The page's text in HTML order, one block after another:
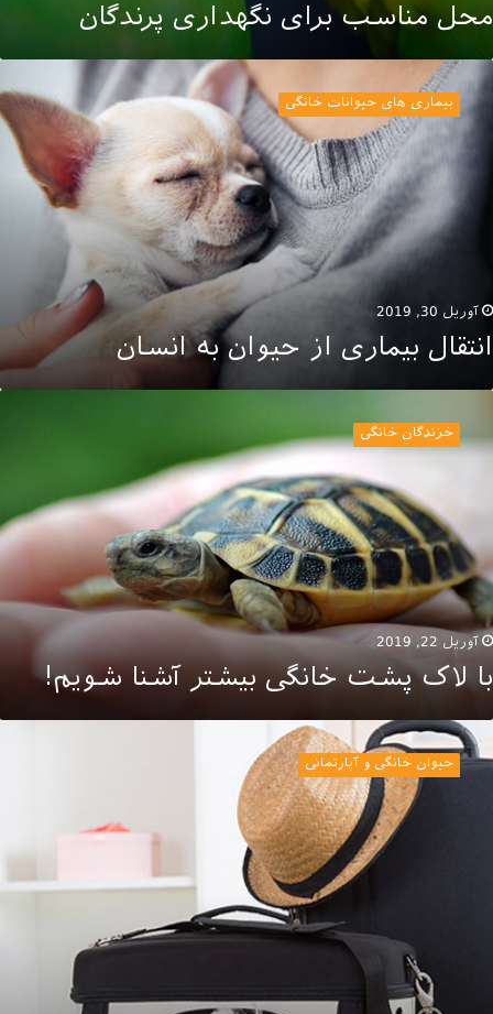
محل مناسب برای نگهداری پرندگان
انتقال
بیماری
حیوان
بیماری های حیوانات خانگی
آوریل 30, 2019
انتقال بیماری از حیوان به انسان
پشت
شویم!
خزندگان خانگی
آوریل 22, 2019
با لاک پشت خانگی بیشتر آشنا شویم!
هزینه
حمل
حیوانات
حیوان خانگی و آپارتمانی